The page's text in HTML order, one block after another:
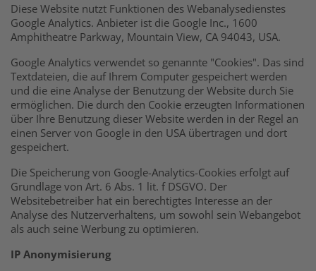
Diese Website nutzt Funktionen des Webanalysedienstes
Google Analytics. Anbieter ist die Google Inc., 1600
Amphitheatre Parkway, Mountain View, CA 94043, USA.
Google Analytics verwendet so genannte "Cookies". Das sind
Textdateien, die auf Ihrem Computer gespeichert werden
und die eine Analyse der Benutzung der Website durch Sie
ermöglichen. Die durch den Cookie erzeugten Informationen
über Ihre Benutzung dieser Website werden in der Regel an
einen Server von Google in den USA übertragen und dort
gespeichert.
Die Speicherung von Google-Analytics-Cookies erfolgt auf
Grundlage von Art. 6 Abs. 1 lit. f DSGVO. Der
Websitebetreiber hat ein berechtigtes Interesse an der
Analyse des Nutzerverhaltens, um sowohl sein Webangebot
als auch seine Werbung zu optimieren.
IP Anonymisierung